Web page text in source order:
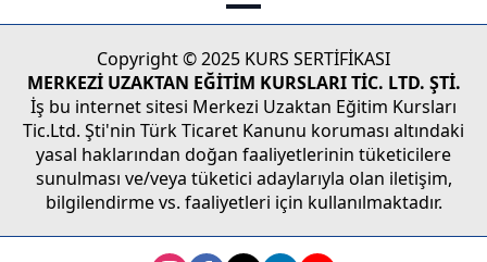
Copyright © 2025 KURS SERTİFİKASI
MERKEZİ UZAKTAN EĞİTİM KURSLARI TİC. LTD. ŞTİ.
İş bu internet sitesi Merkezi Uzaktan Eğitim Kursları
Tic.Ltd. Şti'nin Türk Ticaret Kanunu koruması altındaki
yasal haklarından doğan faaliyetlerinin tüketicilere
sunulması ve/veya tüketici adaylarıyla olan iletişim,
bilgilendirme vs. faaliyetleri için kullanılmaktadır.